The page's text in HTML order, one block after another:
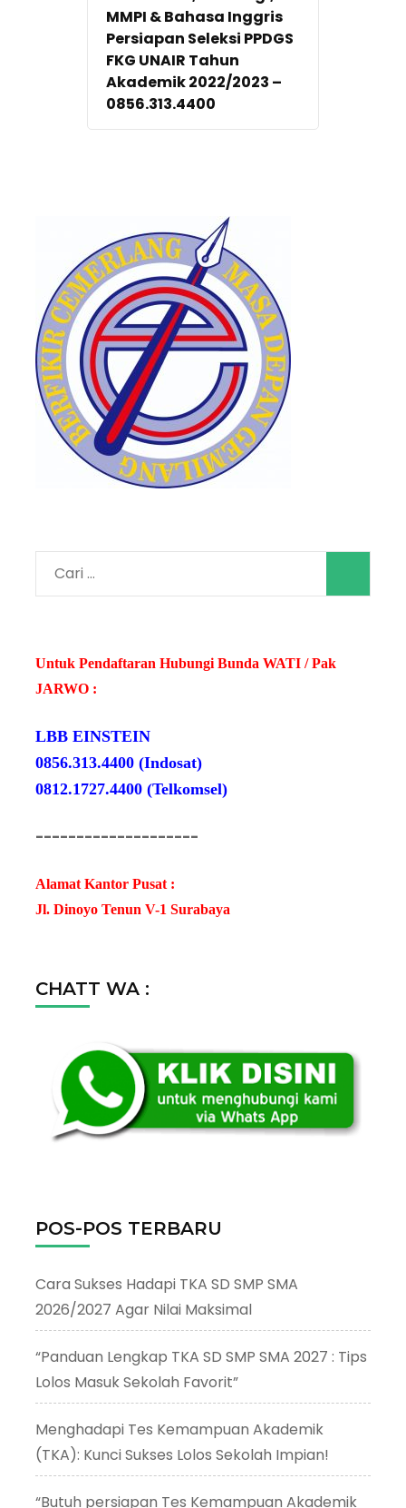
MMPI & Bahasa Inggris
Persiapan Seleksi PPDGS
FKG UNAIR Tahun
Akademik 2022/2023 –
0856.313.4400
Cari
untuk:
Untuk Pendaftaran Hubungi Bunda WATI / Pak
JARWO :
LBB EINSTEIN
0856.313.4400 (Indosat)
0812.1727.4400 (Telkomsel)
--------------------
Alamat Kantor Pusat :
Jl. Dinoyo Tenun V-1 Surabaya
CHATT WA :
POS-POS TERBARU
Cara Sukses Hadapi TKA SD SMP SMA
2026/2027 Agar Nilai Maksimal
“Panduan Lengkap TKA SD SMP SMA 2027 : Tips
Lolos Masuk Sekolah Favorit”
Menghadapi Tes Kemampuan Akademik
(TKA): Kunci Sukses Lolos Sekolah Impian!
“Butuh persiapan Tes Kemampuan Akademik